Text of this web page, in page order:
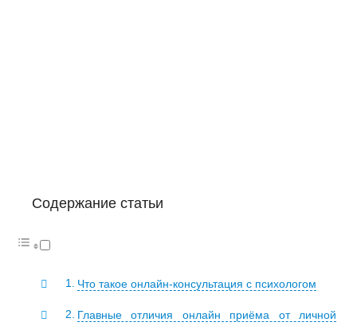
Содержание статьи
Что такое онлайн-консультация с психологом
Главные отличия онлайн приёма от личной